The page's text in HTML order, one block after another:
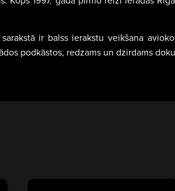
ir balss ierakstu veikšana
podkāstos, redzams un dzirdams